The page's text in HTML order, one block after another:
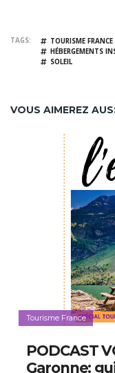
TAGS TOURISME FRANCE
HÉBERGEMENTS
SOLEIL
VOUS AIMEREZ
Tourisme France
PODCAST
Garonne: